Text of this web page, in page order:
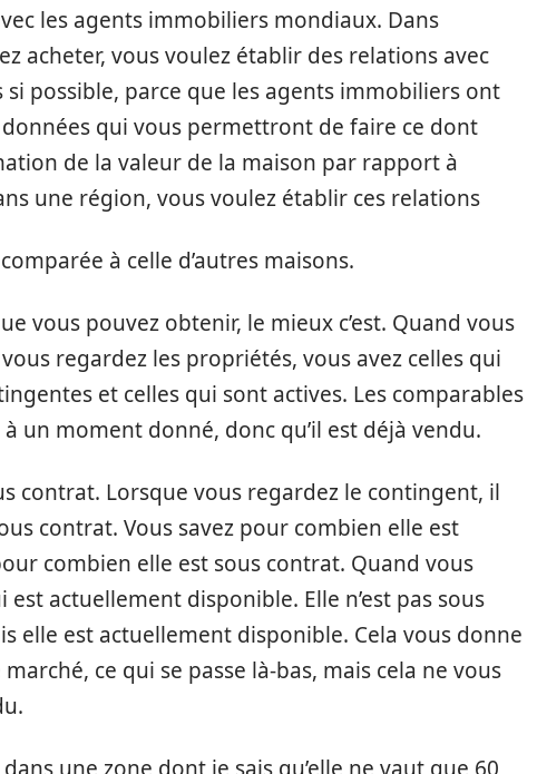
les agents immobiliers mondiaux. Dans
acheter, vous voulez établir des relations avec
possible, parce que les agents immobiliers ont
données qui vous permettront de faire ce dont
de la valeur de la maison par rapport à
une région, vous voulez établir ces relations
à celle d’autres maisons.
vous pouvez obtenir, le mieux c’est. Quand vous
regardez les propriétés, vous avez celles qui
et celles qui sont actives. Les comparables
un moment donné, donc qu’il est déjà vendu.
contrat. Lorsque vous regardez le contingent, il
contrat. Vous savez pour combien elle est
combien elle est sous contrat. Quand vous
actuellement disponible. Elle n’est pas sous
elle est actuellement disponible. Cela vous donne
ce qui se passe là-bas, mais cela ne vous